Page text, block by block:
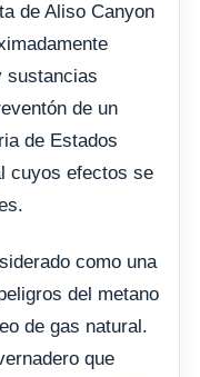
de Aliso Canyon
sustancias
de un
de Estados
cuyos efectos se
como una
del metano
de gas natural.
que